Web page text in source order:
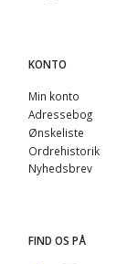
KONTO
Min konto
Adressebog
Ønskeliste
Ordrehistorik
Nyhedsbrev
FIND OS PÅ